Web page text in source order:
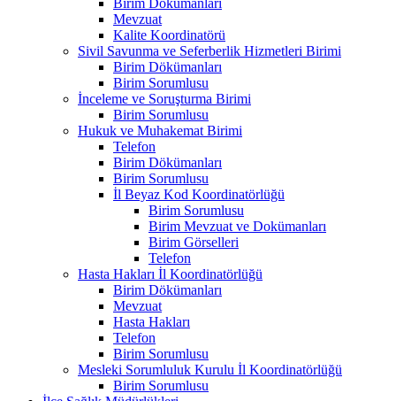
Mevzuat
Kalite Koordinatörü
Sivil Savunma ve Seferberlik Hizmetleri Birimi
Birim Dökümanları
Birim Sorumlusu
İnceleme ve Soruşturma Birimi
Birim Sorumlusu
Hukuk ve Muhakemat Birimi
Telefon
Birim Dökümanları
Birim Sorumlusu
İl Beyaz Kod Koordinatörlüğü
Birim Sorumlusu
Birim Mevzuat ve Dokümanları
Birim Görselleri
Telefon
Hasta Hakları İl Koordinatörlüğü
Birim Dökümanları
Mevzuat
Hasta Hakları
Telefon
Birim Sorumlusu
Mesleki Sorumluluk Kurulu İl Koordinatörlüğü
Birim Sorumlusu